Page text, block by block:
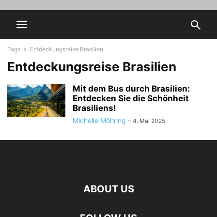
Tags Entdeckungsreise Brasilien
Entdeckungsreise Brasilien
Mit dem Bus durch Brasilien:
Entdecken Sie die Schönheit
Brasiliens!
Michelle Möhring - 4. Mai 2025
ABOUT US